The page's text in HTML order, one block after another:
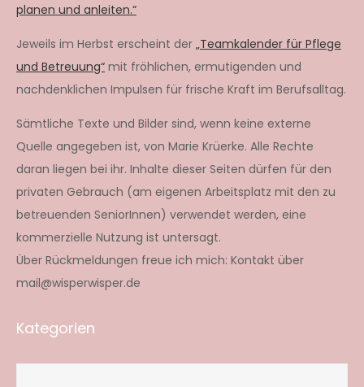
planen und anleiten.“
Jeweils im Herbst erscheint der „Teamkalender für Pflege
und Betreuung“ mit fröhlichen, ermutigenden und
nachdenklichen Impulsen für frische Kraft im Berufsalltag.
Sämtliche Texte und Bilder sind, wenn keine externe
Quelle angegeben ist, von Marie Krüerke. Alle Rechte
daran liegen bei ihr. Inhalte dieser Seiten dürfen für den
privaten Gebrauch (am eigenen Arbeitsplatz mit den zu
betreuenden SeniorInnen) verwendet werden, eine
kommerzielle Nutzung ist untersagt.
Über Rückmeldungen freue ich mich: Kontakt über
mail@wisperwisper.de
Kategorien